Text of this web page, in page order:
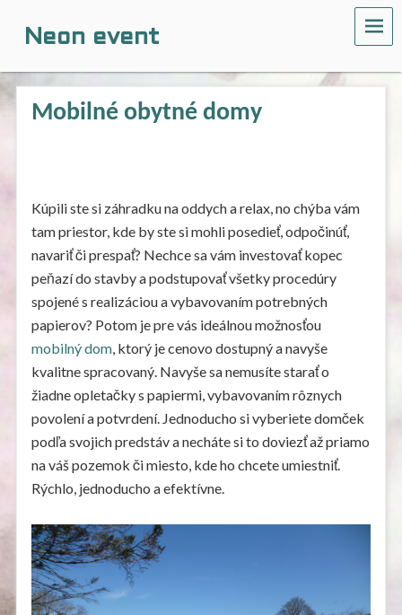
Neon event
Mobilné obytné domy
Kúpili ste si záhradku na oddych a relax, no chýba vám
tam priestor, kde by ste si mohli posedieť, odpočinúť,
navariť či prespať? Nechce sa vám investovať kopec
peňazí do stavby a podstupovať všetky procedúry
spojené s realizáciou a vybavovaním potrebných
papierov? Potom je pre vás ideálnou možnosťou
mobilný dom, ktorý je cenovo dostupný a navyše
kvalitne spracovaný. Navyše sa nemusíte starať o
žiadne opletačky s papiermi, vybavovaním rôznych
povolení a potvrdení. Jednoducho si vyberiete domček
podľa svojich predstáv a necháte si to doviezť až priamo
na váš pozemok či miesto, kde ho chcete umiestniť.
Rýchlo, jednoducho a efektívne.